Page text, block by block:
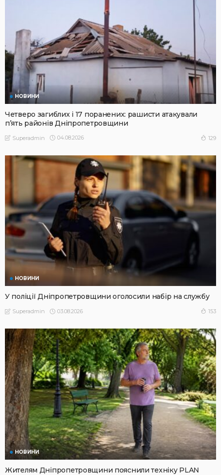
НОВИНИ
Четверо загиблих і 17 поранених: рашисти атакували
п’ять районів Дніпропетровщини
Superadmin 04.08.2026 129
НОВИНИ
У поліції Дніпропетровщини оголосили набір на службу
Superadmin 03.08.2026 153
НОВИНИ
Жителям Дніпропетровщини пояснили техніку PLAN